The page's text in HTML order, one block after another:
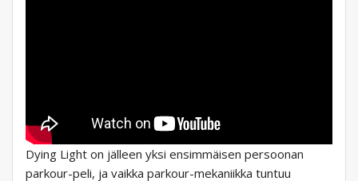
Dying Light on jälleen yksi ensimmäisen persoonan
parkour-peli, ja vaikka parkour-mekaniikka tuntuu